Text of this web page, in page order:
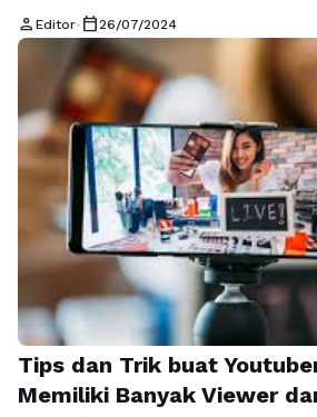
sebagai seorang YouTuber pemula,
kesalahan-kesalahan tertentu yang
perkembangan channel kita. Berikut
kesalahan yang biasa dilakukan oleh
Pertama, kesalahan yang sering
fokus pada konten. …Baca
person Editor• calendar_today 26/07/2024
Tips dan Trik buat
Memiliki Banyak Viewer